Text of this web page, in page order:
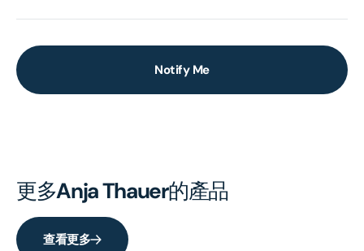
Notify Me
更多Anja Thauer的產品
查看更多